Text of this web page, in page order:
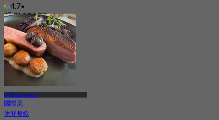
4.7
起RM 84.87
MRT Semantan
國際菜
休閒餐飲